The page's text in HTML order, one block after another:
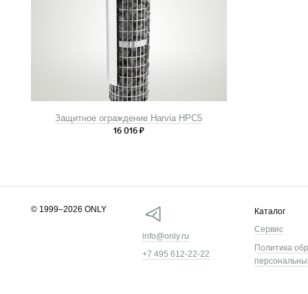
Защитное ограждение Harvia HPC5
16 016₽
© 1999–2026 ONLY
info@only.ru
+7 495 612-22-22
Каталог
Сервис
Политика